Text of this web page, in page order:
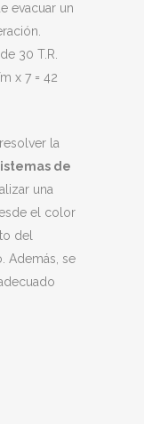
evacuar un
30 T.R.
x 7 = 42
la
de
una
el color
del
Además, se